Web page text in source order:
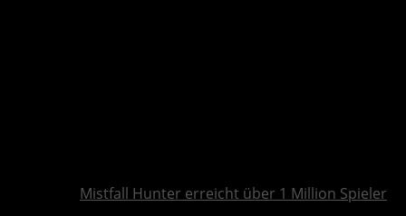
Mistfall Hunter erreicht über 1 Million Spieler